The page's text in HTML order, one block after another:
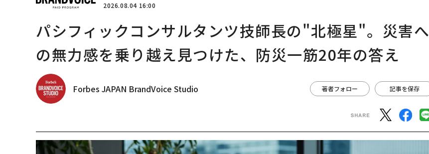
2026.08.04 16:00
パシフィックコンサルタンツ技師長の"北極星"。災害へ
の無力感を乗り越え見つけた、防災一筋20年の答え
Forbes JAPAN BrandVoice Studio 著者フォロー 記事を保存